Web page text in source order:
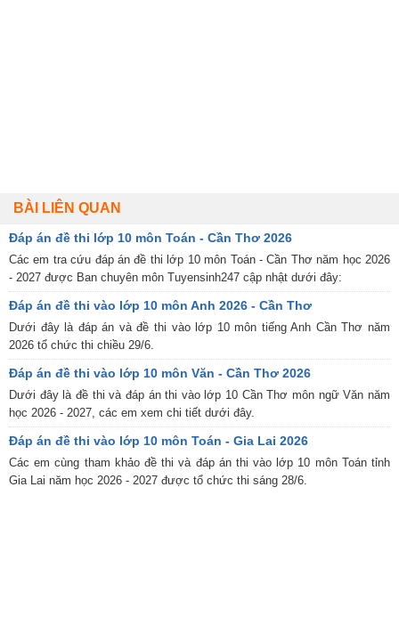
BÀI LIÊN QUAN
Đáp án đề thi lớp 10 môn Toán - Cần Thơ 2026
Các em tra cứu đáp án đề thi lớp 10 môn Toán - Cần Thơ năm học 2026
- 2027 được Ban chuyên môn Tuyensinh247 cập nhật dưới đây:
Đáp án đề thi vào lớp 10 môn Anh 2026 - Cần Thơ
Dưới đây là đáp án và đề thi vào lớp 10 môn tiếng Anh Cần Thơ năm
2026 tổ chức thi chiều 29/6.
Đáp án đề thi vào lớp 10 môn Văn - Cần Thơ 2026
Dưới đây là đề thi và đáp án thi vào lớp 10 Cần Thơ môn ngữ Văn năm
học 2026 - 2027, các em xem chi tiết dưới đây.
Đáp án đề thi vào lớp 10 môn Toán - Gia Lai 2026
Các em cùng tham khảo đề thi và đáp án thi vào lớp 10 môn Toán tỉnh
Gia Lai năm học 2026 - 2027 được tổ chức thi sáng 28/6.